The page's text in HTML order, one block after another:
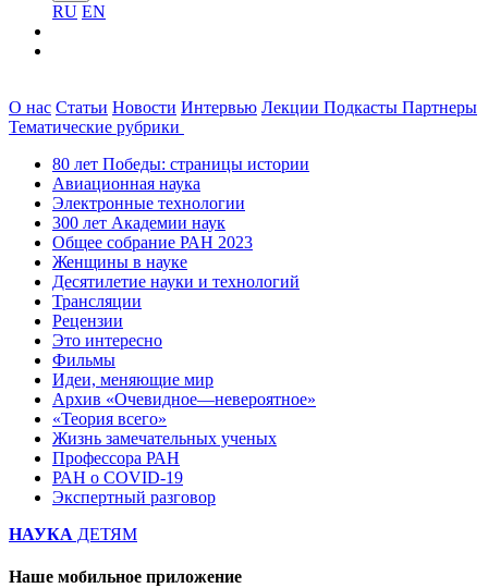
RU EN
О нас Статьи Новости Интервью Лекции Подкасты Партнеры
Тематические рубрики
80 лет Победы: страницы истории
Авиационная наука
Электронные технологии
300 лет Академии наук
Общее собрание РАН 2023
Женщины в науке
Десятилетие науки и технологий
Трансляции
Рецензии
Это интересно
Фильмы
Идеи, меняющие мир
Архив «Очевидное—невероятное»
«Теория всего»
Жизнь замечательных ученых
Профессора РАН
РАН о COVID-19
Экспертный разговор
НАУКА ДЕТЯМ
Наше мобильное приложение